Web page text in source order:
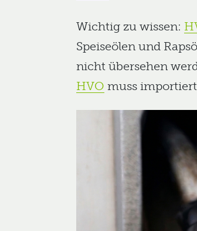
Wichtig zu wissen:
Speiseölen und
nicht übersehen
HVO muss